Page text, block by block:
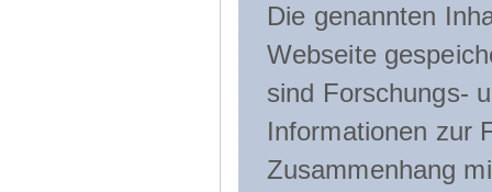
Die genannten
Webseite
sind Forschungs-
Informationen zur
Zusammenhang